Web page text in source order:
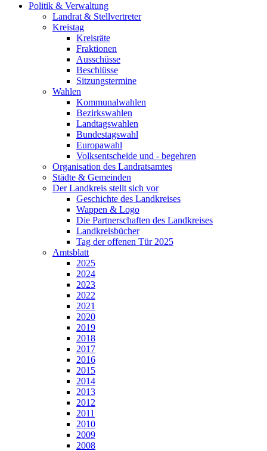
Politik & Verwaltung
Landrat & Stellvertreter
Kreistag
Kreisräte
Fraktionen
Ausschüsse
Beschlüsse
Sitzungstermine
Wahlen
Kommunalwahlen
Bezirkswahlen
Landtagswahlen
Bundestagswahl
Europawahl
Volksentscheide und - begehren
Organisation des Landratsamtes
Städte & Gemeinden
Der Landkreis stellt sich vor
Geschichte des Landkreises
Wappen & Logo
Die Partnerschaften des Landkreises
Landkreisbücher
Tag der offenen Tür 2025
Amtsblatt
2025
2024
2023
2022
2021
2020
2019
2018
2017
2016
2015
2014
2013
2012
2011
2010
2009
2008